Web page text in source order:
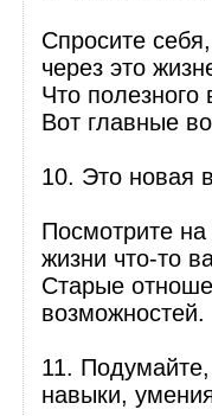
Спросите
через это
Что полезного
Вот главные
10. Это новая
Посмотрите
жизни что-то
Старые
возможностей.
11. Подумайте,
навыки,